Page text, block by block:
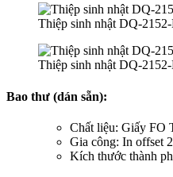
Thiệp sinh nhật DQ-
Thiệp sinh nhật DQ-
Bao thư (dán sẵn):
Chất liệu: Giấy FO
Gia công: In offset
Kích thước thành